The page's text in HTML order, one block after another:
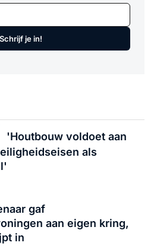
Schrijf je in!
'Houtbouw voldoet aan
als
gaf
aan eigen kring,
in